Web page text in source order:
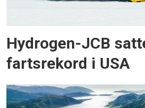
Hydrogen-JCB
fartsrekord i USA